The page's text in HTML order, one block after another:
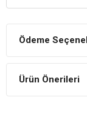
bulunan flora
oluşabilecek
Maması İçindekiler
Ödeme
Ürün Önerileri